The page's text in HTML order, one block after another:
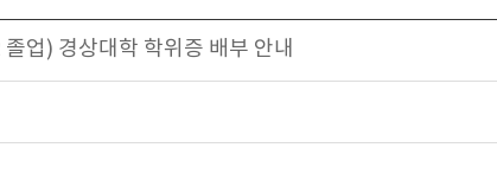
업) 경상대학 학위증 배부 안내